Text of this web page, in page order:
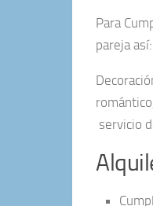
Para
pareja así:
servicio